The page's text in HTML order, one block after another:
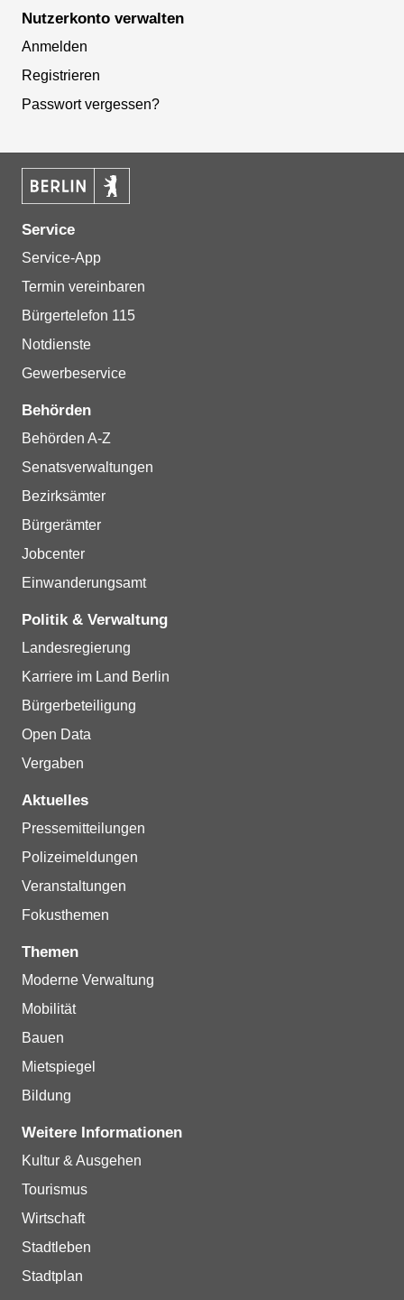
Nutzerkonto verwalten
Anmelden
Registrieren
Passwort vergessen?
Service
Service-App
Termin vereinbaren
Bürgertelefon 115
Notdienste
Gewerbeservice
Behörden
Behörden A-Z
Senatsverwaltungen
Bezirksämter
Bürgerämter
Jobcenter
Einwanderungsamt
Politik & Verwaltung
Landesregierung
Karriere im Land Berlin
Bürgerbeteiligung
Open Data
Vergaben
Aktuelles
Pressemitteilungen
Polizeimeldungen
Veranstaltungen
Fokusthemen
Themen
Moderne Verwaltung
Mobilität
Bauen
Mietspiegel
Bildung
Weitere Informationen
Kultur & Ausgehen
Tourismus
Wirtschaft
Stadtleben
Stadtplan